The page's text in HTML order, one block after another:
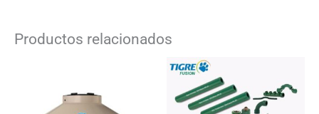
Productos relacionados